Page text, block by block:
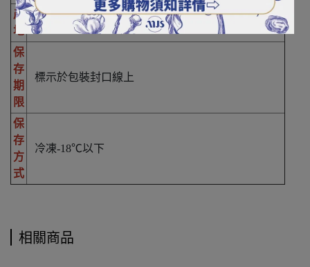
產
地
台灣
保
存
期
限
標示於包裝封口線上
保
存
方
式
冷凍-18℃以下
相關商品